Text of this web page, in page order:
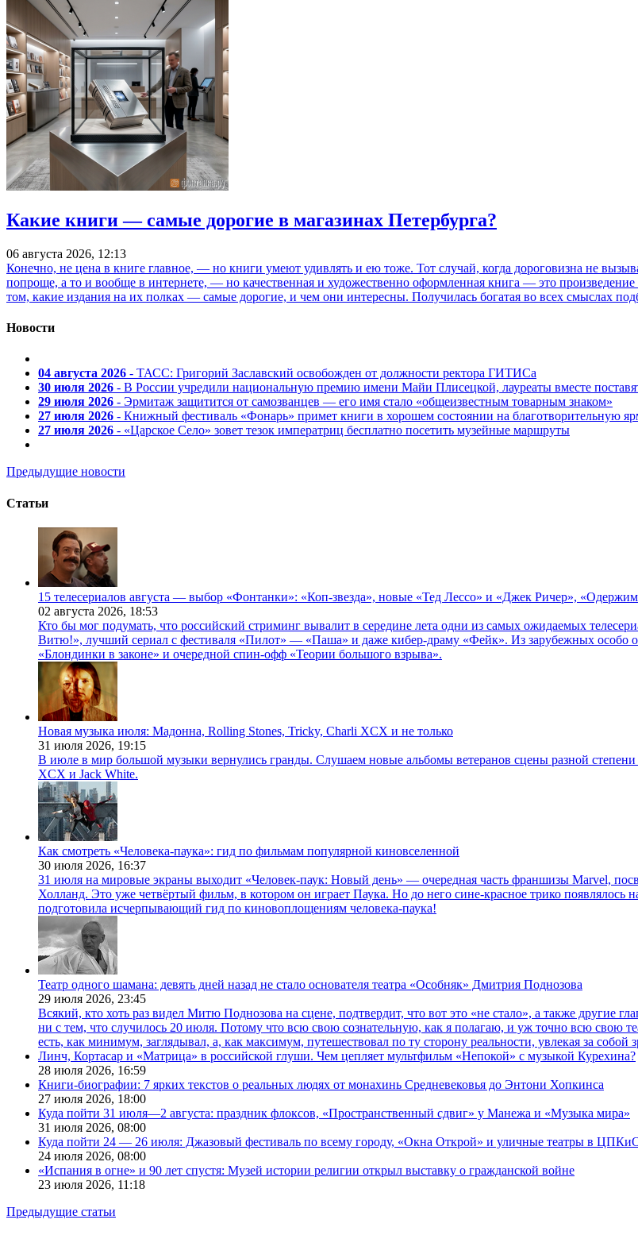
Какие книги — самые дорогие в магазинах Петербурга?
06 августа 2026, 12:13
Конечно, не цена в книге главное, — но книги умеют удивлять и ею тоже. Тот случай, когда дороговизна не
попроще, а то и вообще в интернете, — но качественная и художественно оформленная книга — это
том, какие издания на их полках — самые дорогие, и чем они интересны. Получилась богатая во всех смыслах
Новости
04 августа 2026 - ТАСС: Григорий Заславский освобожден от должности ректора ГИТИСа
30 июля 2026 - В России учредили национальную премию имени Майи Плисецкой, лауреаты вместе
29 июля 2026 - Эрмитаж защитится от самозванцев — его имя стало «общеизвестным товарным знаком»
27 июля 2026 - Книжный фестиваль «Фонарь» примет книги в хорошем состоянии на благотворительную
27 июля 2026 - «Царское Село» зовет тезок императриц бесплатно посетить музейные маршруты
Предыдущие новости
Статьи
15 телесериалов августа — выбор «Фонтанки»: «Коп-звезда», новые «Тед Лессо» и «Джек Ричер»,
02 августа 2026, 18:53
Кто бы мог подумать, что российский стриминг вывалит в середине лета одни из самых ожидаемых
Витю!», лучший сериал с фестиваля «Пилот» — «Паша» и даже кибер-драму «Фейк». Из зарубежных особо
«Блондинки в законе» и очередной спин-офф «Теории большого взрыва».
Новая музыка июля: Мадонна, Rolling Stones, Tricky, Charli XCX и не только
31 июля 2026, 19:15
В июле в мир большой музыки вернулись гранды. Слушаем новые альбомы ветеранов сцены разной
XCX и Jack White.
Как смотреть «Человека-паука»: гид по фильмам популярной киновселенной
30 июля 2026, 16:37
31 июля на мировые экраны выходит «Человек-паук: Новый день» — очередная часть франшизы Marvel,
Холланд. Это уже четвёртый фильм, в котором он играет Паука. Но до него сине-красное трико появлялось
подготовила исчерпывающий гид по киновоплощениям человека-паука!
Театр одного шамана: девять дней назад не стало основателя театра «Особняк» Дмитрия Поднозова
29 июля 2026, 23:45
Всякий, кто хоть раз видел Митю Поднозова на сцене, подтвердит, что вот это «не стало», а также
ни с тем, что случилось 20 июля. Потому что всю свою сознательную, как я полагаю, и уж точно всю свою
есть, как минимум, заглядывал, а, как максимум, путешествовал по ту сторону реальности, увлекая за собой
Линч, Кортасар и «Матрица» в российской глуши. Чем цепляет мультфильм «Непокой» с музыкой Курехина?
28 июля 2026, 16:59
Книги-биографии: 7 ярких текстов о реальных людях от монахинь Средневековья до Энтони Хопкинса
27 июля 2026, 18:00
Куда пойти 31 июля—2 августа: праздник флоксов, «Пространственный сдвиг» у Манежа и «Музыка мира»
31 июля 2026, 08:00
Куда пойти 24 — 26 июля: Джазовый фестиваль по всему городу, «Окна Открой» и уличные театры в
24 июля 2026, 08:00
«Испания в огне» и 90 лет спустя: Музей истории религии открыл выставку о гражданской войне
23 июля 2026, 11:18
Предыдущие статьи